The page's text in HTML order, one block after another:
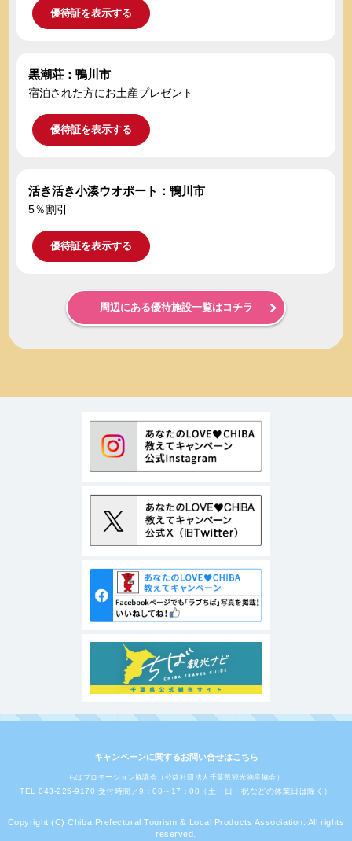
優待証を表示する
黒潮荘：鴨川市
宿泊された方にお土産プレゼント
優待証を表示する
活き活き小湊ウオポート：鴨川市
5％割引
優待証を表示する
周辺にある優待施設一覧はコチラ
キャンペーンに関するお問い合せはこちら
ちばプロモーション協議会（公益社団法人千葉県観光物産協会）
TEL 043-225-9170 受付時間／9：00～17：00（土・日・祝などの休業日は除く）
Copyright (C) Chiba Prefectural Tourism & Local Products Association. All rights
reserved.